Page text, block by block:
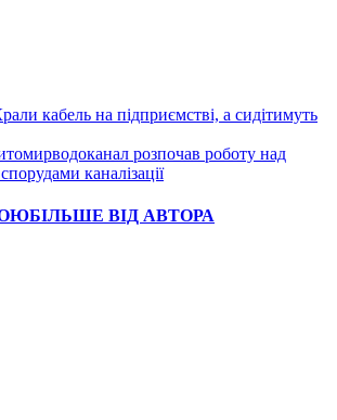
кабель на підприємстві, а сидітимуть
розпочав роботу над
каналізації
БІЛЬШЕ ВІД АВТОРА